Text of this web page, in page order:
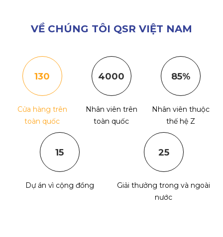
VỀ CHÚNG TÔI QSR VIỆT NAM
130
Cửa hàng trên
toàn quốc
4000
Nhân viên trên
toàn quốc
85%
Nhân viên thuộc
thế hệ Z
15
Dự án vì cộng đồng
25
Giải thưởng trong và ngoài
nước